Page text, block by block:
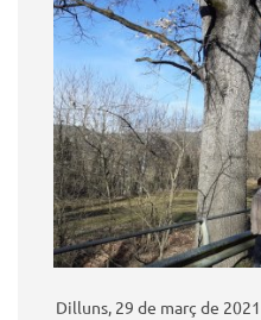
Dilluns, 29 de març de 2021